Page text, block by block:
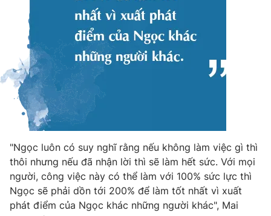
"Ngọc luôn có suy nghĩ rằng nếu không làm việc gì thì
thôi nhưng nếu đã nhận lời thì sẽ làm hết sức. Với mọi
người, công việc này có thể làm với 100% sức lực thì
Ngọc sẽ phải dồn tới 200% để làm tốt nhất vì xuất
phát điểm của Ngọc khác những người khác", Mai